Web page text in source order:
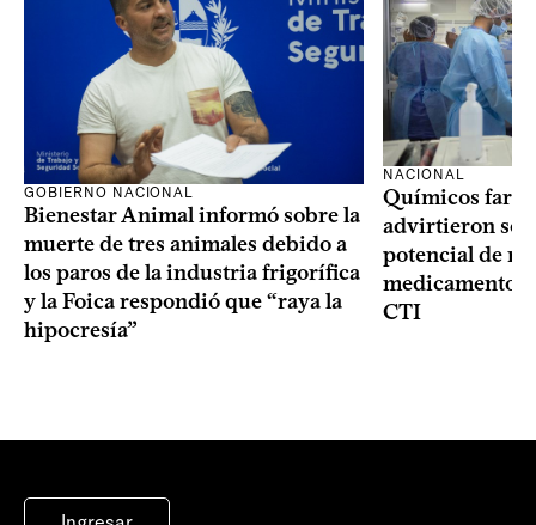
GOBIERNO NACIONAL
Bienestar Animal informó sobre la
muerte de tres animales debido a
los paros de la industria frigorífica
y la Foica respondió que “raya la
hipocresía”
NACIONAL
Químicos
advirtieron
potencial de
medicamentos
CTI